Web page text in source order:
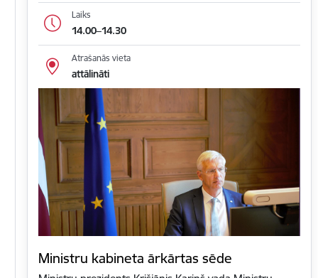
Laiks
14.00–14.30
Atrašanās vieta
attālināti
Ministru kabineta ārkārtas sēde